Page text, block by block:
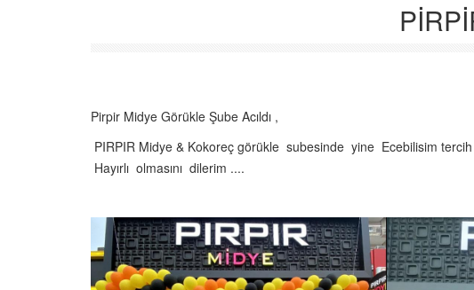
Pirpir Midye Görükle Şube Acıldı ,
PIRPIR Midye & Kokoreç görükle subesinde yine Ecebilisim
Hayırlı olmasını dilerim ....